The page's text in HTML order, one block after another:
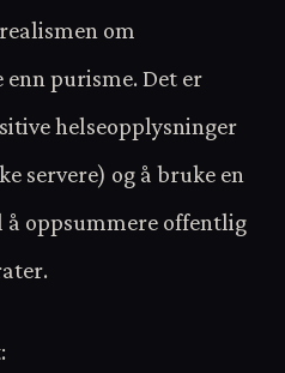
om
enn purisme. Det er
helseopplysninger
servere) og å bruke en
oppsummere offentlig